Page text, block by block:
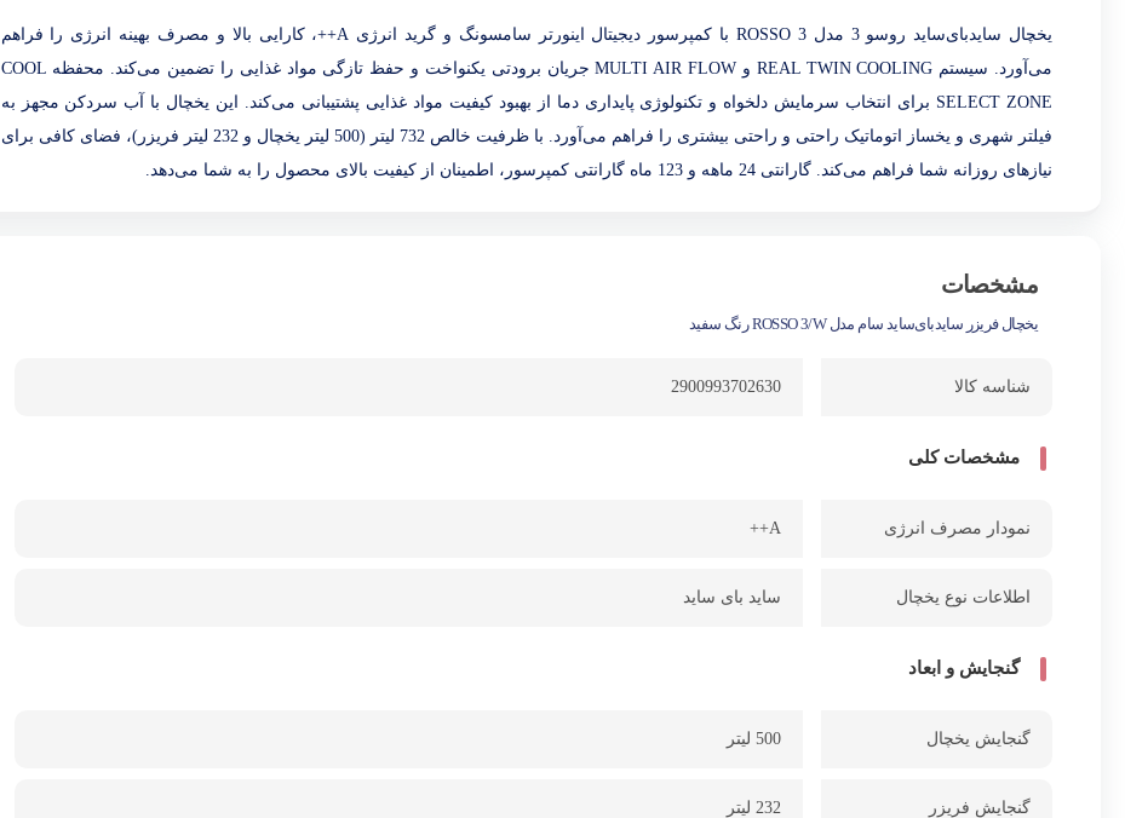
یخچال ساید‌بای‌ساید روسو 3 مدل ROSSO 3 با کمپرسور دیجیتال اینورتر سامسونگ و گرید انرژی A++، کارایی بالا و مصرف بهینه انرژی را فراهم
می‌آورد. سیستم REAL TWIN COOLING و MULTI AIR FLOW جریان برودتی یکنواخت و حفظ تازگی مواد غذایی را تضمین می‌کند. محفظه COOL
SELECT ZONE برای انتخاب سرمایش دلخواه و تکنولوژی پایداری دما از بهبود کیفیت مواد غذایی پشتیبانی می‌کند. این یخچال با آب سردکن مجهز به
فیلتر شهری و یخساز اتوماتیک راحتی و راحتی بیشتری را فراهم می‌آورد. با ظرفیت خالص 732 لیتر (500 لیتر یخچال و 232 لیتر فریزر)، فضای کافی برای
نیازهای روزانه شما فراهم می‌کند. گارانتی 24 ماهه و 123 ماه گارانتی کمپرسور، اطمینان از کیفیت بالای محصول را به شما می‌دهد.
مشخصات
یخچال فریزر ساید‌بای‌ساید سام مدل ROSSO 3/W رنگ سفید
شناسه کالا 2900993702630
مشخصات کلی
نمودار مصرف انرژی A++
اطلاعات نوع یخچال ساید بای ساید
گنجایش و ابعاد
گنجایش یخچال 500 لیتر
گنجایش فریزر 232 لیتر